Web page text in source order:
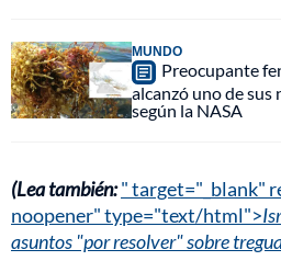
MUNDO
Preocupante
alcanzó uno de sus
según la NASA
(Lea también:" target="_blank"
noopener" type="text/html">
asuntos "por resolver" sobre